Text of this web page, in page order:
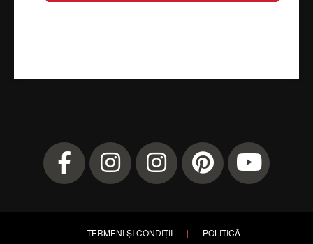
TERMENI ȘI CONDIȚII |
POLITICĂ